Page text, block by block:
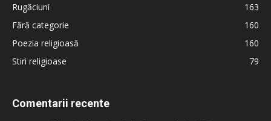
Rugăciuni
163
Fără categorie
160
Poezia religioasă
160
Stiri religioase
79
Comentarii recente